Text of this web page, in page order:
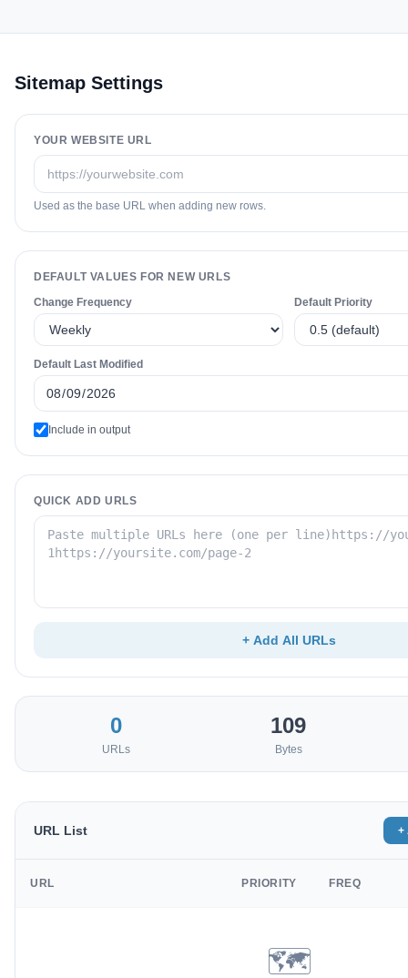
Sitemap Settings
YOUR WEBSITE URL
Used as the base URL when adding new rows.
DEFAULT VALUES FOR NEW URLS
Change Frequency
Default Priority
Default Last Modified
Include in output
QUICK ADD URLS
+ Add All URLs
0
URLs
109
Bytes
URL List +
URL PRIORITY FREQ
🗺